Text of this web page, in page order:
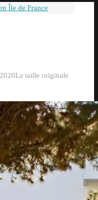
Île de France
La taille originale